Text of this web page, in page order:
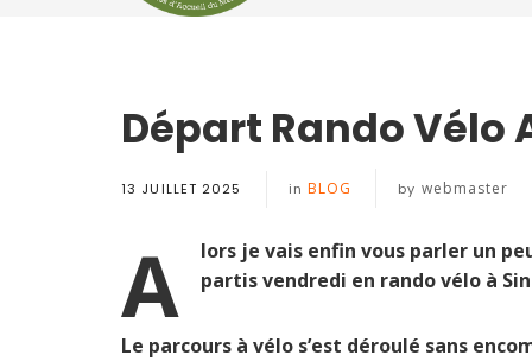
Départ Rando Vélo
13 JUILLET 2025 in BLOG by webmaster
A
lors je vais enfin vous parler un
partis vendredi en rando vélo à
Le parcours à vélo s’est déroulé sans